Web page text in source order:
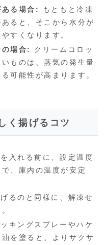
る場合:
もともと冷凍
ると、そこから水分が
すくなります。
場合:
クリームコロッ
ものは、蒸気の発生量
可能性が高まります。
く揚げるコツ
入れる前に、設定温度
、庫内の温度が安定
るのと同様に、解凍せ
キングスプレーやハケ
を塗ると、よりサクサ